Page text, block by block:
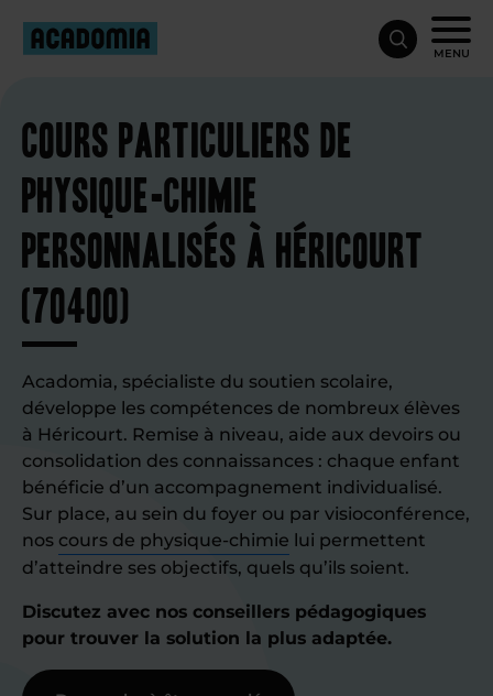
MENU
Cours particuliers de
physique-chimie
personnalisés à Héricourt
(70400)
Acadomia, spécialiste du soutien scolaire,
développe les compétences de nombreux élèves
à Héricourt. Remise à niveau, aide aux devoirs ou
consolidation des connaissances : chaque enfant
bénéficie d’un accompagnement individualisé.
Sur place, au sein du foyer ou par visioconférence,
nos cours de physique-chimie lui permettent
d’atteindre ses objectifs, quels qu’ils soient.
Discutez avec nos conseillers pédagogiques
pour trouver la solution la plus adaptée.